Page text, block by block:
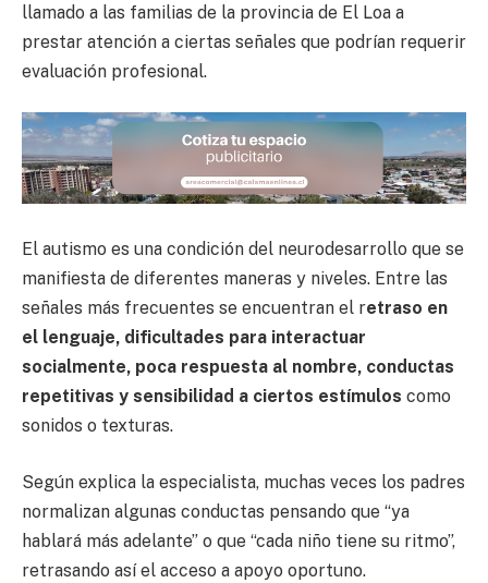
llamado a las familias de la provincia de El Loa a
prestar atención a ciertas señales que podrían requerir
evaluación profesional.
El autismo es una condición del neurodesarrollo que se
manifiesta de diferentes maneras y niveles. Entre las
señales más frecuentes se encuentran el retraso en
el lenguaje, dificultades para interactuar
socialmente, poca respuesta al nombre, conductas
repetitivas y sensibilidad a ciertos estímulos como
sonidos o texturas.
Según explica la especialista, muchas veces los padres
normalizan algunas conductas pensando que “ya
hablará más adelante” o que “cada niño tiene su ritmo”,
retrasando así el acceso a apoyo oportuno.